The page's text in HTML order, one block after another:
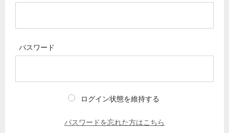
パスワード
ログイン状態を維持する
パスワードを忘れた方はこちら